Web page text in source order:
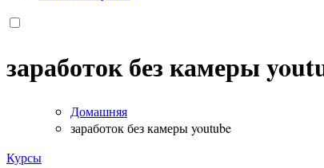
заработок без камеры
Домашняя
заработок без камеры youtube
Курсы